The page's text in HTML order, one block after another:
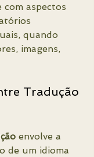
com aspectos
quando
imagens,
Tradução
envolve a
de um idioma